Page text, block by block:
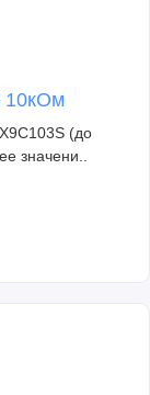
10кОм
(до
значени..